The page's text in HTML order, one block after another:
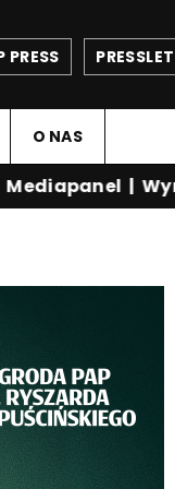
PRESS
O NAS
|